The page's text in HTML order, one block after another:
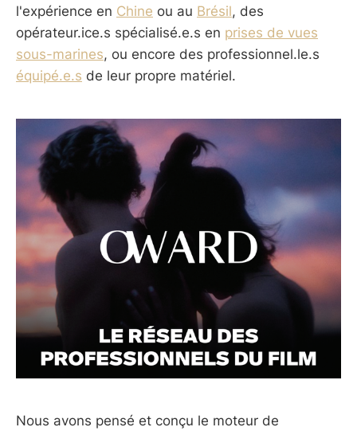
l'expérience en Chine ou au Brésil, des
opérateur.ice.s spécialisé.e.s en prises de vues
sous-marines, ou encore des professionnel.le.s
équipé.e.s de leur propre matériel.
Nous avons pensé et conçu le moteur de